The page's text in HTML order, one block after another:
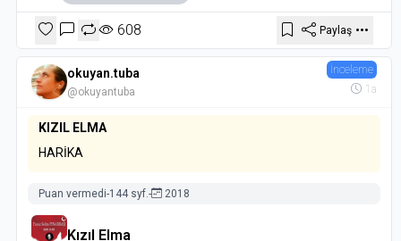
608 Paylaş
okuyan.tuba
@okuyantuba
İnceleme
1a
KIZIL ELMA
HARİKA
Puan vermedi-144 syf.- 2018
Kızıl Elma